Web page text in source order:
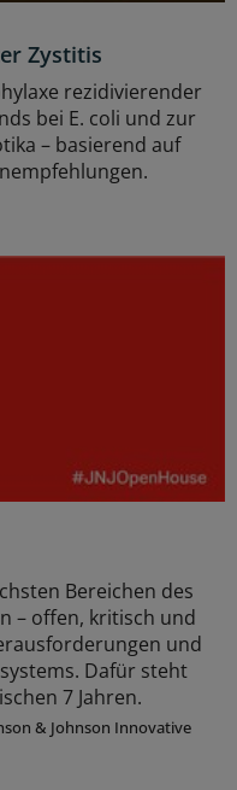
Zystitis
rezidivierender
bei E. coli und zur
– basierend auf
Bereichen des
– offen, kritisch und
und
Dafür steht
7 Jahren.
& Johnson Innovative